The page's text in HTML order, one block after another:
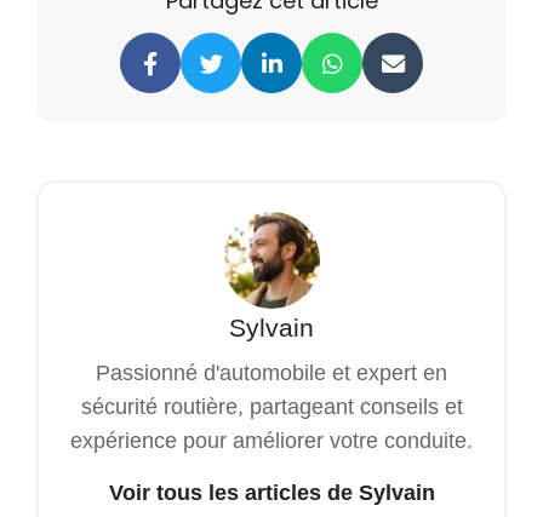
Sylvain
Passionné d'automobile et expert en
sécurité routière, partageant conseils et
expérience pour améliorer votre conduite.
Voir tous les articles de Sylvain